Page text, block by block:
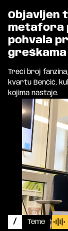
Objavljen
metafora
pohvala
greškama
Treći broj
kvartu Benčić,
kojima nastaje.
/ Teme